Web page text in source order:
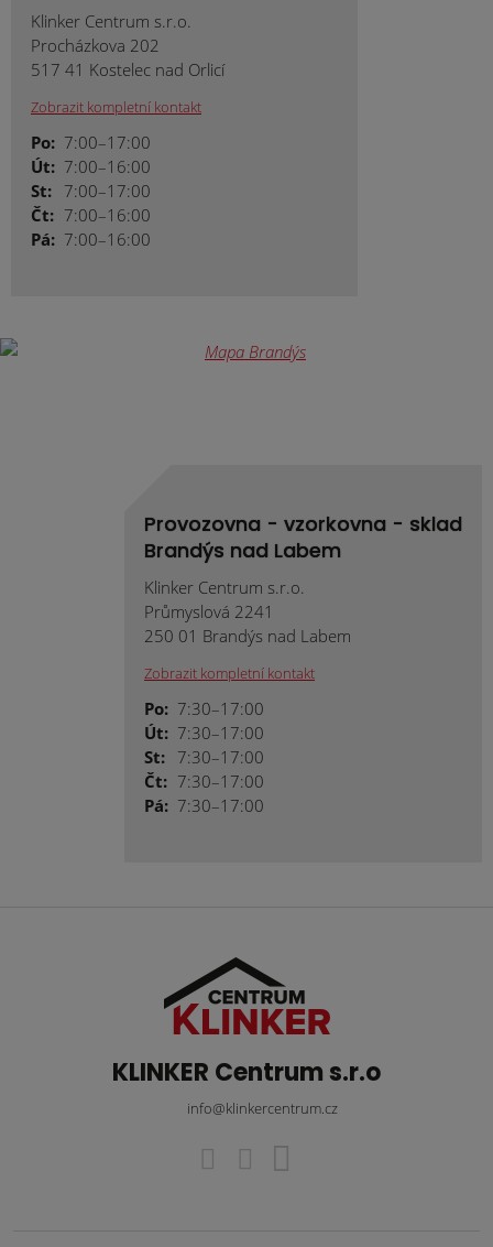
Klinker Centrum s.r.o.
Procházkova 202
517 41 Kostelec nad Orlicí
Zobrazit kompletní kontakt
Po: 7:00–17:00
Út: 7:00–16:00
St: 7:00–17:00
Čt: 7:00–16:00
Pá: 7:00–16:00
Provozovna - vzorkovna - sklad
Brandýs nad Labem
Klinker Centrum s.r.o.
Průmyslová 2241
250 01 Brandýs nad Labem
Zobrazit kompletní kontakt
Po: 7:30–17:00
Út: 7:30–17:00
St: 7:30–17:00
Čt: 7:30–17:00
Pá: 7:30–17:00
KLINKER Centrum s.r.o
info@klinkercentrum.cz